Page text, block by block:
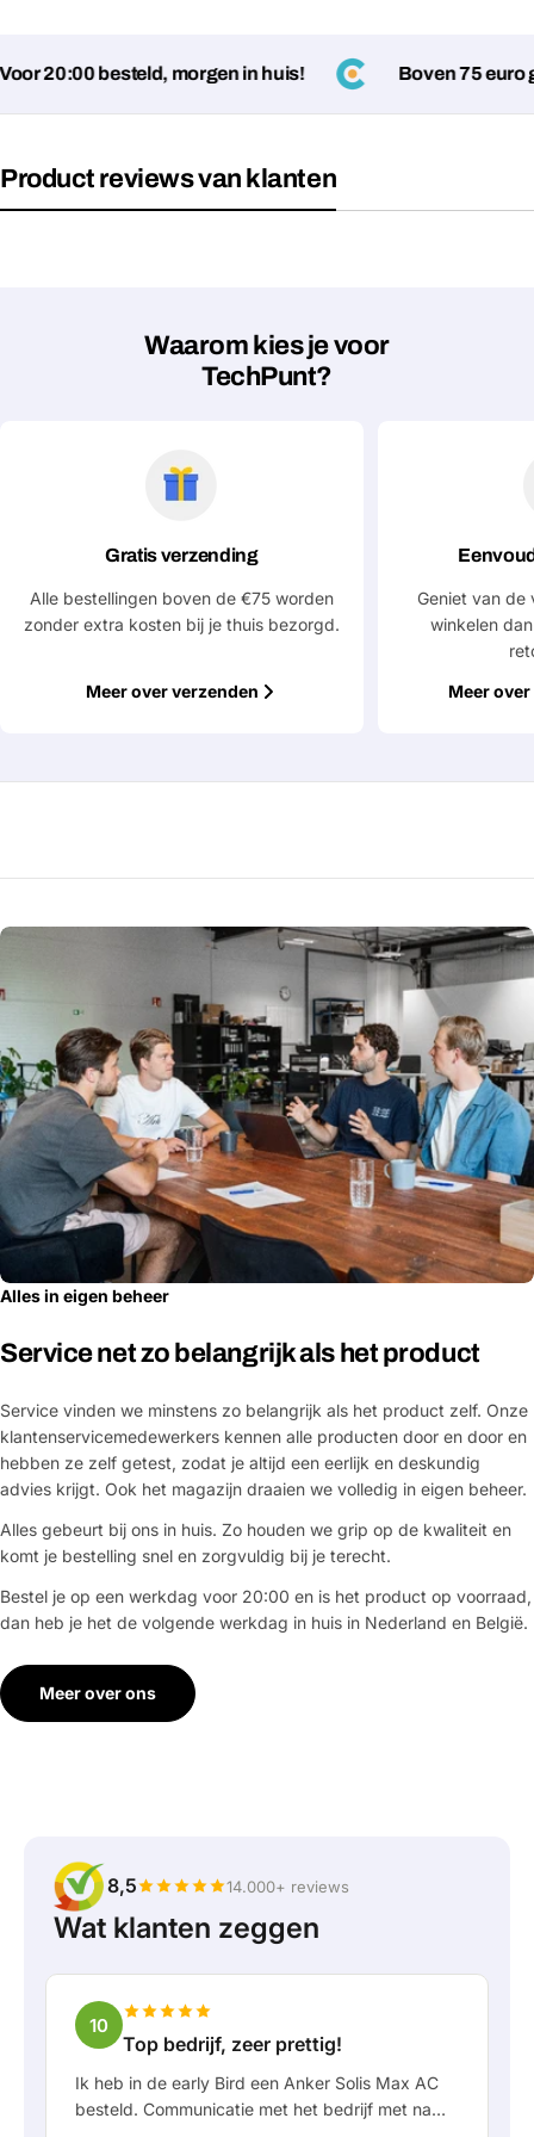
Velden gemarkeerd met * zijn verplicht
20:00 besteld, morgen in huis! Boven 75 euro
Product reviews van klanten
Waarom kies je voor
TechPunt?
Gratis verzending
Alle bestellingen boven de €75 worden
zonder extra kosten bij je thuis bezorgd.
Meer over verzenden
Geniet van de
winkelen
Meer
Alles in eigen beheer
Service net zo belangrijk als het product
Service vinden we minstens zo belangrijk als het product zelf. Onze
klantenservicemedewerkers kennen alle producten door en door en
hebben ze zelf getest, zodat je altijd een eerlijk en deskundig
advies krijgt. Ook het magazijn draaien we volledig in eigen beheer.
Alles gebeurt bij ons in huis. Zo houden we grip op de kwaliteit en
komt je bestelling snel en zorgvuldig bij je terecht.
Bestel je op een werkdag voor 20:00 en is het product op voorraad,
dan heb je het de volgende werkdag in huis in Nederland en België.
Meer over ons
8,5 14.000+ reviews
Wat klanten zeggen
10
Top bedrijf, zeer prettig!
Ik heb in de early Bird een Anker Solis Max AC
besteld. Communicatie met het bedrijf met name